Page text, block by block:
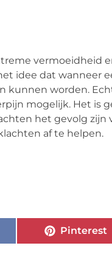
vermoeidheid
idee dat wanneer
worden.
mogelijk. Het is
het gevolg zijn
af te helpen.
Pinterest